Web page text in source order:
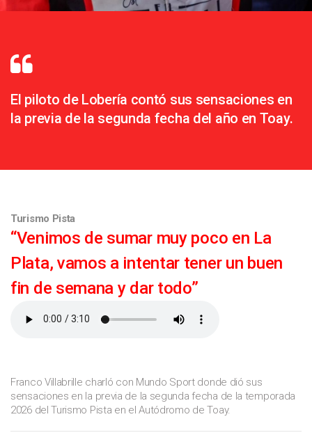
El piloto de Lobería contó sus sensaciones en
la previa de la segunda fecha del año en Toay.
Turismo Pista
“Venimos de sumar muy poco en La
Plata, vamos a intentar tener un buen
fin de semana y dar todo”
Franco Villabrille charló con Mundo Sport donde dió sus
sensaciones en la previa de la segunda fecha de la temporada
2026 del Turismo Pista en el Autódromo de Toay.